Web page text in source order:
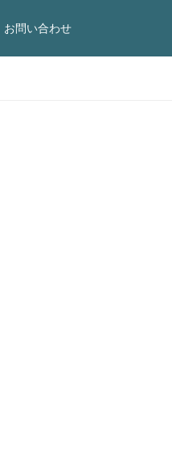
お問い合わせ